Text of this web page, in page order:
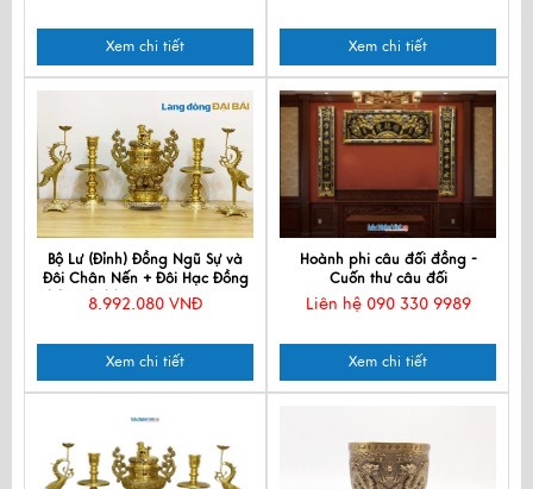
Xem chi tiết Xem chi tiết
Bộ Lư (Đỉnh) Đồng Ngũ Sự và
Đôi Chân Nến + Đôi Hạc Đồng
Nhỏ - Bộ thờ cúng MNV-DD21-1
8.992.080 VNĐ
Xem chi tiết
Hoành phi câu đối đồng -
Cuốn thư câu đối
Liên hệ 090 330 9989
Xem chi tiết